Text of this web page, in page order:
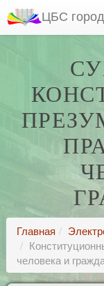
ЦБС
Главная
человека и